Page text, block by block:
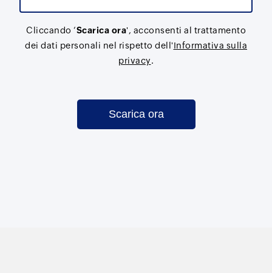
Cliccando ‘Scarica ora', acconsenti al trattamento
dei dati personali nel rispetto dell'Informativa sulla
privacy.
Scarica ora